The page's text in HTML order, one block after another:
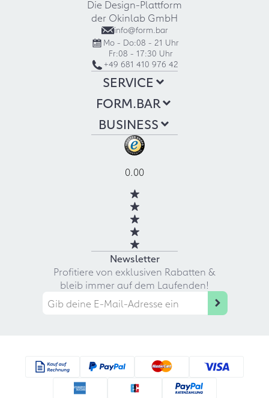
Die Design-Plattform
der Okinlab GmbH
info@form.bar
Mo - Do:08 - 21 Uhr
Fr:08 - 17:30 Uhr
+49 681 410 976 42
SERVICE
FORM.BAR
BUSINESS
0.00
Newsletter
Profitiere von exklusiven Rabatten &
bleib immer auf dem Laufenden!